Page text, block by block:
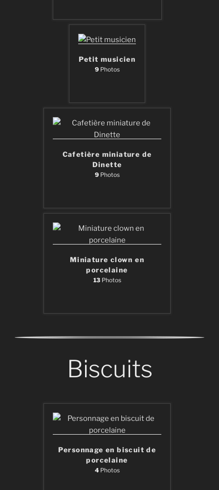
Petit musicien
9Photos
Cafetière miniature de
Dinette
9Photos
Miniature clown en
porcelaine
13Photos
Biscuits
Personnage en biscuit de
porcelaine
4Photos